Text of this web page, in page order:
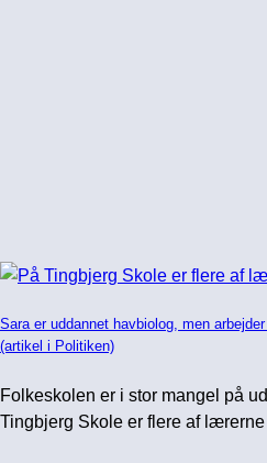
Sara er uddannet havbiolog, men
(artikel i Politiken)
Folkeskolen er i stor mangel på
Tingbjerg Skole er flere af lærerne